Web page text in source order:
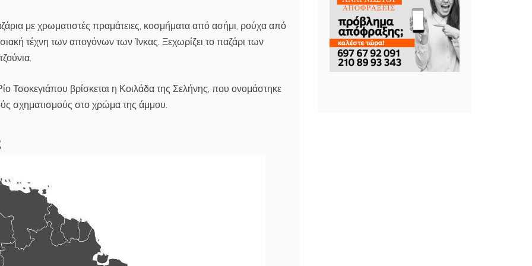
με χρωματιστές πραμάτειες, κοσμήματα από ασήμι, ρούχα από
τέχνη των απογόνων των Ίνκας. Ξεχωρίζει το παζάρι των
Τσοκεγιάπου βρίσκεται η Κοιλάδα της Σελήνης, που ονομάστηκε
σχηματισμούς στο χρώμα της άμμου.